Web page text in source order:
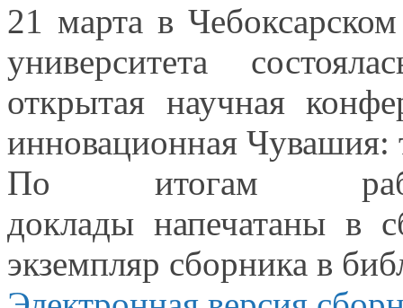
21 марта в
университета
открытая научная
инновационная Чувашия:
По итогам
доклады напечатаны в
экземпляр сборника в